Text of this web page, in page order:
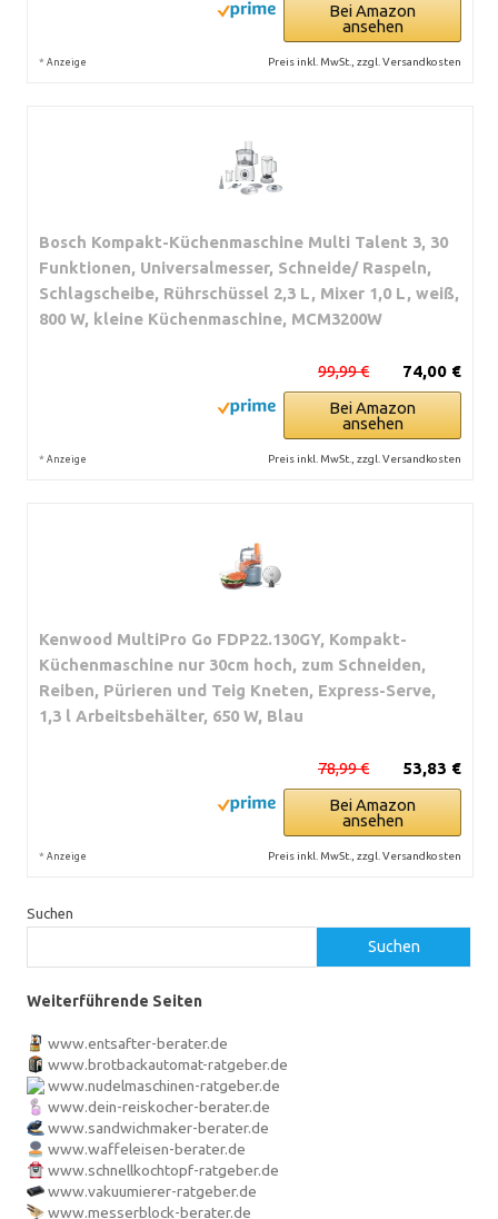
Bei Amazon
ansehen
* Anzeige Preis inkl. MwSt., zzgl. Versandkosten
Bosch Kompakt-Küchenmaschine Multi Talent 3, 30
Funktionen, Universalmesser, Schneide/ Raspeln,
Schlagscheibe, Rührschüssel 2,3 L, Mixer 1,0 L, weiß,
800 W, kleine Küchenmaschine, MCM3200W
74,00 €
99,99 €
Bei Amazon
ansehen
* Anzeige Preis inkl. MwSt., zzgl. Versandkosten
Kenwood MultiPro Go FDP22.130GY, Kompakt-
Küchenmaschine nur 30cm hoch, zum Schneiden,
Reiben, Pürieren und Teig Kneten, Express-Serve,
1,3 l Arbeitsbehälter, 650 W, Blau
53,83 €
78,99 €
Bei Amazon
ansehen
* Anzeige Preis inkl. MwSt., zzgl. Versandkosten
Suchen
Suchen
Weiterführende Seiten
www.entsafter-berater.de
www.brotbackautomat-ratgeber.de
www.nudelmaschinen-ratgeber.de
www.dein-reiskocher-berater.de
www.sandwichmaker-berater.de
www.waffeleisen-berater.de
www.schnellkochtopf-ratgeber.de
www.vakuumierer-ratgeber.de
www.messerblock-berater.de